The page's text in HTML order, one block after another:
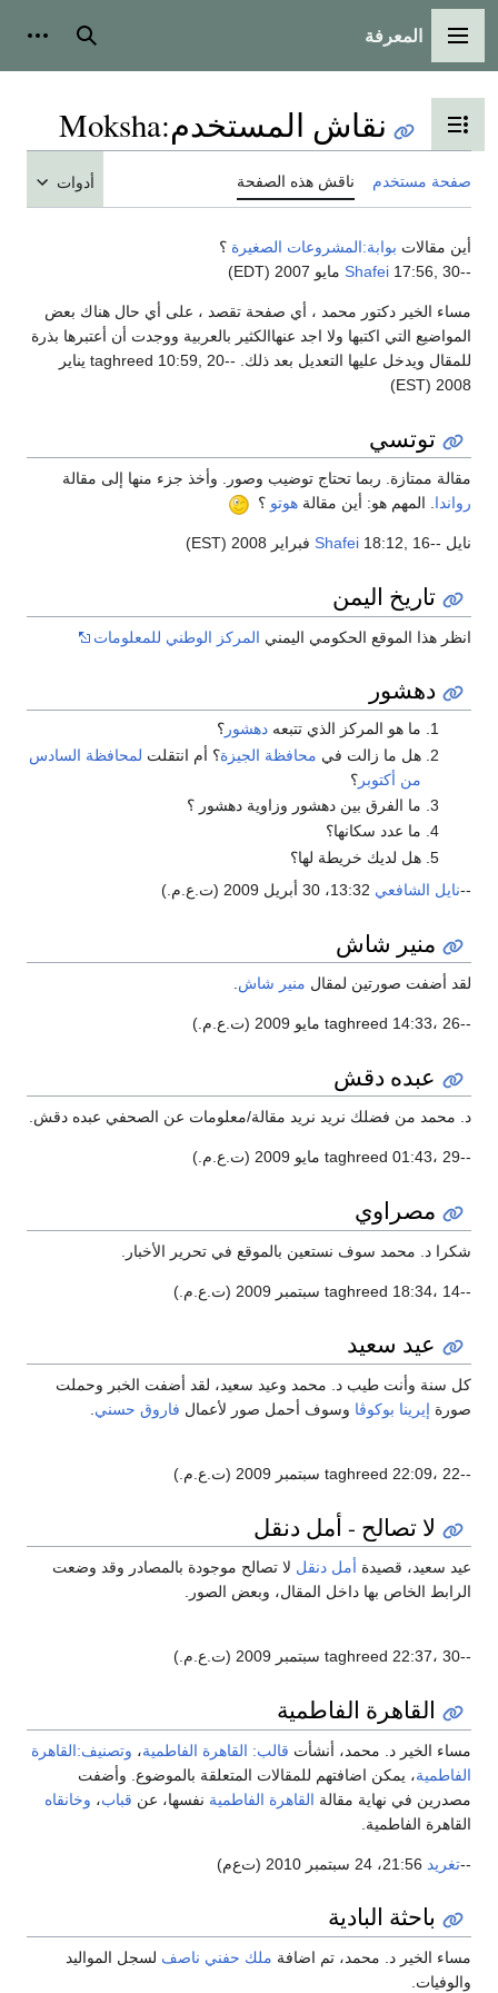
القائمة الرئيسية
المعرفة بحث
تبديل عرض جدول المحتويات
نقاش المستخدم:
Moksha
صفحة مستخدم ناقش هذه الصفحة أدوات
أين مقالات بوابة:المشروعات الصغيرة ؟
--
Shafei 17:56, 30 مايو 2007 (EDT)
مساء الخير دكتور محمد ، أي صفحة تقصد ، على أي حال هناك بعض
المواضيع التي اكتبها ولا اجد عنهاالكثير بالعربية ووجدت أن أعتبرها بذرة
للمقال ويدخل عليها التعديل بعد ذلك. --taghreed 10:59, 20 يناير
2008 (EST)
توتسي
مقالة ممتازة. ربما تحتاج توضيب وصور. وأخذ جزء منها إلى مقالة
رواندا. المهم هو: أين مقالة هوتو ؟
نايل -- Shafei 18:12, 16 فبراير 2008 (EST)
تاريخ اليمن
انظر هذا الموقع الحكومي اليمني المركز الوطني للمعلومات
دهشور
ما هو المركز الذي تتبعه دهشور ؟
هل ما زالت في محافظة الجيزة؟ أم انتقلت لمحافظة السادس
من أكتوبر ؟
ما الفرق بين دهشور وزاوية دهشور ؟
ما عدد سكانها؟
هل لديك خريطة لها؟
--نايل الشافعي
منير شاش
لقد أضفت صورتين لمقال منير شاش
--taghreed 14:33، 26 مايو 2009 (ت.ع.م.)
عبده دقش
د. محمد من فضلك نريد نريد مقالة/معلومات عن الصحفي عبده دقش.
--taghreed 01:43، 29 مايو 2009 (ت.ع.م.)
مصراوي
شكرا د. محمد سوف نستعين بالموقع في تحرير الأخبار.
--taghreed 18:34، 14 سبتمبر 2009 (ت.ع.م.)
عيد سعيد
كل سنة وأنت طيب د. محمد وعيد سعيد، لقد أضفت الخبر وحملت
صورة إيرينا بوكوڤا وسوف أحمل صور لأعمال فاروق حسني
--taghreed 22:09، 22 سبتمبر 2009 (ت.ع.م.)
لا تصالح - أمل دنقل
عيد سعيد، قصيدة أمل دنقل لا تصالح موجودة بالمصادر وقد وضعت
الرابط الخاص بها داخل المقال، وبعض الصور.
--taghreed 22:37، 30 سبتمبر 2009 (ت.ع.م.)
القاهرة الفاطمية
مساء الخير د. محمد، أنشأت قالب: القاهرة الفاطمية، وتصنيف:القاهرة
الفاطمية، يمكن اضافتهم للمقالات المتعلقة بالموضوع. وأضفت
مصدرين في نهاية مقالة القاهرة الفاطمية نفسها، عن قباب، وخانقاه
القاهرة الفاطمية.
--تغريد
باحثة البادية
مساء الخير د. محمد، تم اضافة ملك حفني ناصف لسجل المواليد
والوفيات.